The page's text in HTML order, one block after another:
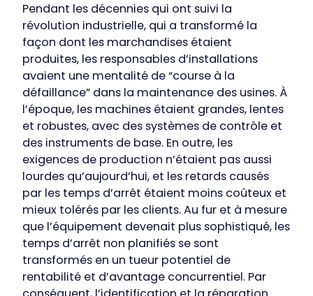
Pendant les décennies qui ont suivi la
révolution industrielle, qui a transformé la
façon dont les marchandises étaient
produites, les responsables d’installations
avaient une mentalité de “course à la
défaillance” dans la maintenance des usines. À
l’époque, les machines étaient grandes, lentes
et robustes, avec des systèmes de contrôle et
des instruments de base. En outre, les
exigences de production n’étaient pas aussi
lourdes qu’aujourd’hui, et les retards causés
par les temps d’arrêt étaient moins coûteux et
mieux tolérés par les clients. Au fur et à mesure
que l’équipement devenait plus sophistiqué, les
temps d’arrêt non planifiés se sont
transformés en un tueur potentiel de
rentabilité et d’avantage concurrentiel. Par